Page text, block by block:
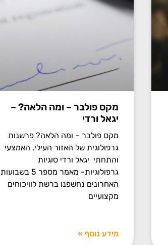
מקס פולבר – ומה הלאה? –
יגאל ורדי
מקס פולבר – ומה הלאה? פרשנות
גרפולוגית של האזור העילי, האמצעי
והתחתי יגאל ורדי סוגיות
גרפולוגיות- מאמר מספר 5 בשבועות
האחרונים נחשפנו ברשת לוויכוחים
מקצועיים
מידע נוסף »